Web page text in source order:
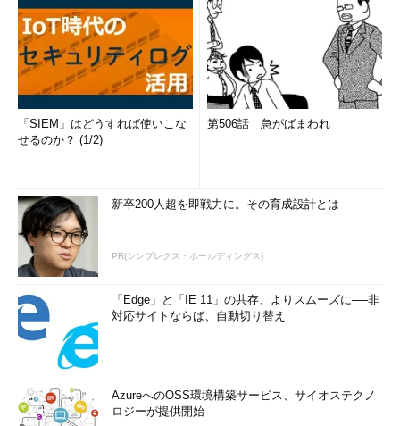
「SIEM」はどうすれば使いこな
せるのか？ (1/2)
第506話 急がばまわれ
新卒200人超を即戦力に。その育成設計とは
PR(シンプレクス・ホールディングス)
「Edge」と「IE 11」の共存、よりスムーズに──非
対応サイトならば、自動切り替え
AzureへのOSS環境構築サービス、サイオステクノ
ロジーが提供開始